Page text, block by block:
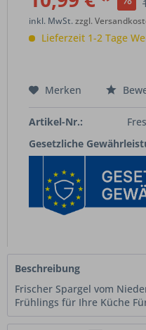
inkl. MwSt.zzgl.
Lieferzeit 1-2 Tage
Merken
Artikel-Nr.:
Gesetzliche
Beschreibung
Frischer Spargel vom
Frühlings für Ihre Küche